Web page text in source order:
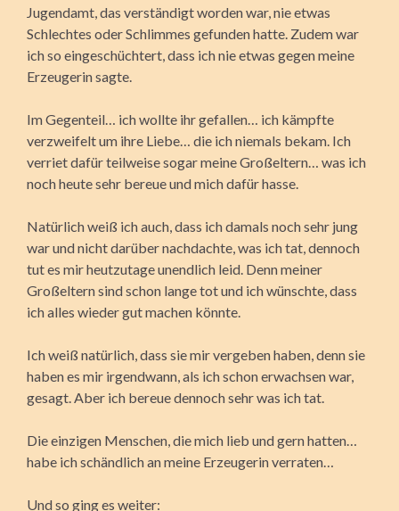
Jugendamt, das verständigt worden war, nie etwas
Schlechtes oder Schlimmes gefunden hatte. Zudem war
ich so eingeschüchtert, dass ich nie etwas gegen meine
Erzeugerin sagte.
Im Gegenteil… ich wollte ihr gefallen… ich kämpfte
verzweifelt um ihre Liebe… die ich niemals bekam. Ich
verriet dafür teilweise sogar meine Großeltern… was ich
noch heute sehr bereue und mich dafür hasse.
Natürlich weiß ich auch, dass ich damals noch sehr jung
war und nicht darüber nachdachte, was ich tat, dennoch
tut es mir heutzutage unendlich leid. Denn meiner
Großeltern sind schon lange tot und ich wünschte, dass
ich alles wieder gut machen könnte.
Ich weiß natürlich, dass sie mir vergeben haben, denn sie
haben es mir irgendwann, als ich schon erwachsen war,
gesagt. Aber ich bereue dennoch sehr was ich tat.
Die einzigen Menschen, die mich lieb und gern hatten…
habe ich schändlich an meine Erzeugerin verraten…
Und so ging es weiter: